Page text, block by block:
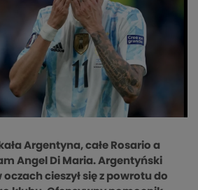
Argentyna, całe Rosario a
Angel Di Maria. Argentyński
oczach cieszył się z powrotu do